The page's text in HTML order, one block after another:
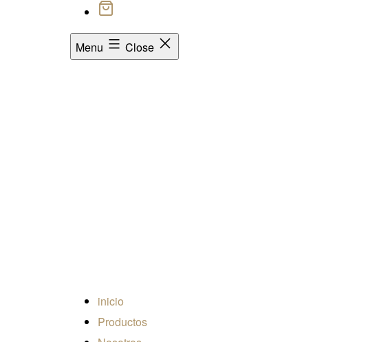
Menu Close
inicio
Productos